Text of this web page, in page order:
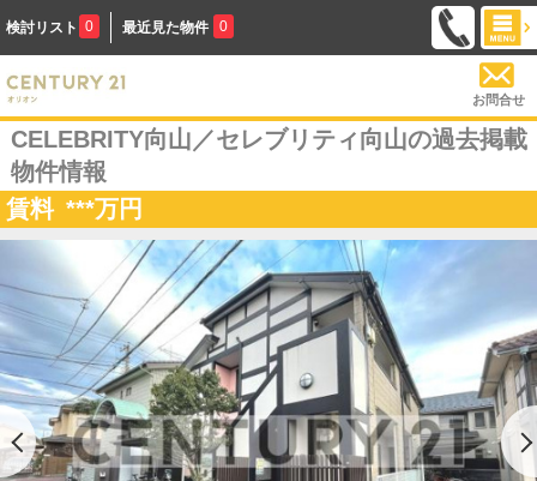
検討リスト 0 最近見た物件 0
お問合せ
CELEBRITY向山／セレブリティ向山の過去掲載
物件情報
賃料 ***万円